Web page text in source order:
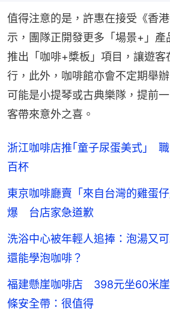
值得注意的是，許惠在接受《香
示，團隊正開發更多「場景+」
推出「咖啡+槳板」項目，讓遊客
行，此外，咖啡館亦會不定期舉
可能是小提琴或古典樂隊，提前
客帶來意外之喜。
浙江咖啡店推｢童子尿蛋美式｣
百杯
東京咖啡廳賣「來自台灣的雞蛋
爆 台店家急道歉
洗浴中心被年輕人追捧：泡湯又
還能學泡咖啡？
福建懸崖咖啡店 398元坐60米
條安全帶：很值得